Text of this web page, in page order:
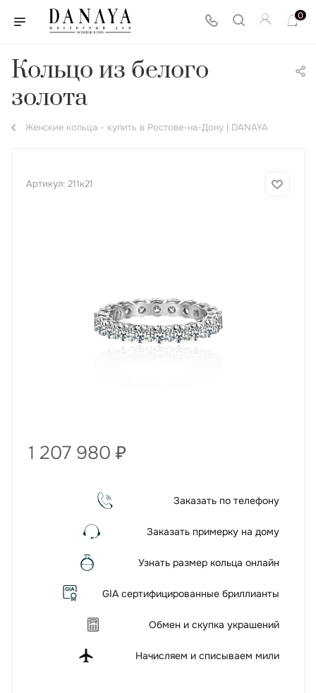
0
Кольцо из белого
золота
Женские кольца - купить в Ростове-на-Дону | DANAYA
Артикул: 211к21
1 207 980 ₽
Заказать по телефону
Заказать примерку на дому
Узнать размер кольца онлайн
GIA сертифицированные бриллианты
Обмен и скупка украшений
Начисляем и списываем мили